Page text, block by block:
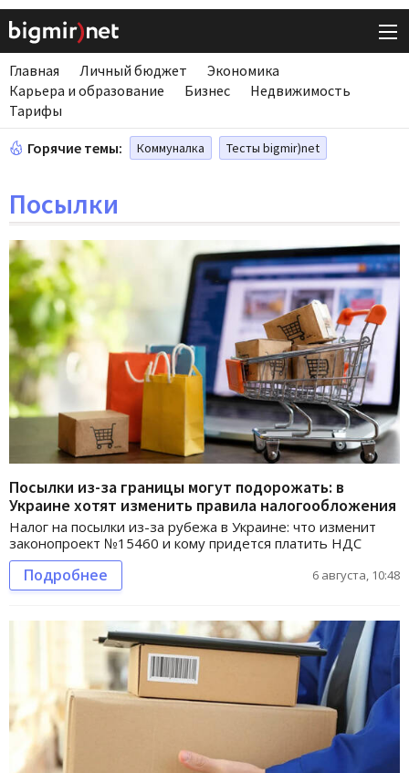
Главная Личный бюджет
Экономика
Карьера и образование
Бизнес
Недвижимость
Тарифы
Горячие темы: Коммуналка Тесты bigmir)net
Посылки
Посылки из-за границы могут подорожать: в
Украине хотят изменить правила налогообложения
Налог на посылки из-за рубежа в Украине: что изменит
законопроект №15460 и кому придется платить НДС
Подробнее 6 августа, 10:48